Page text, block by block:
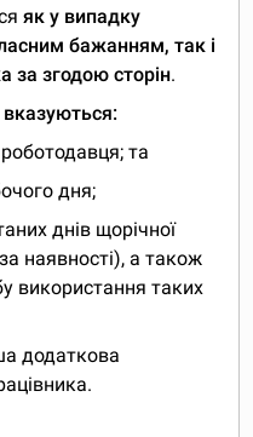
як у випадку
бажанням, так і
за згодою сторін.
вказуються:
роботодавця; та
дня;
днів щорічної
наявності), а також
використання таких
додаткова